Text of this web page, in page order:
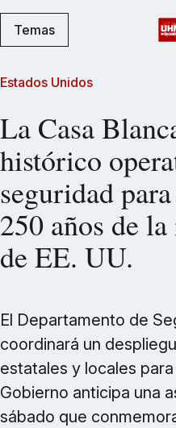
Temas
Estados Unidos
La Casa
histórico
seguridad
250 años de
de EE. UU.
El Departamento de
coordinará un
estatales y locales
Gobierno anticipa una
sábado que